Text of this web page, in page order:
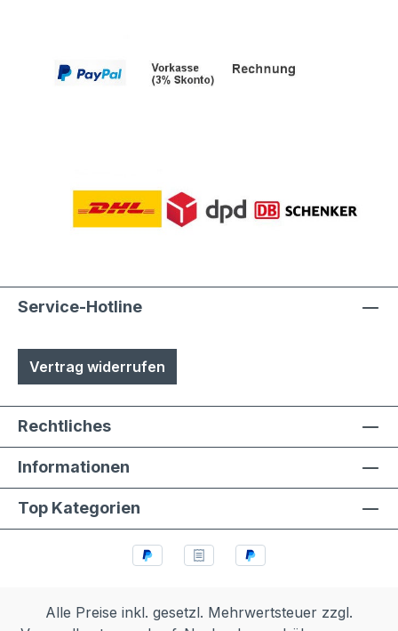
Service-Hotline
Vertrag widerrufen
Rechtliches
Informationen
Top Kategorien
Alle Preise inkl. gesetzl. Mehrwertsteuer zzgl.